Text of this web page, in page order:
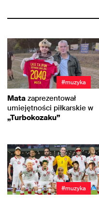
#muzyka
Mata zaprezentował
umiejętności piłkarskie w
„Turbokozaku”
#muzyka